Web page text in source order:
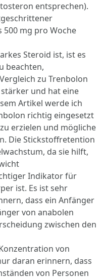
entsprechen).
500 mg pro Woche
Steroid ist, ist es
beachten,
zu Trenbolon
und hat eine
Artikel werde ich
richtig eingesetzt
erzielen und mögliche
Die Stickstoffretention
da sie hilft,
Indikator für
ist. Es ist sehr
dass ein Anfänger
von anabolen
zwischen den
von
daran erinnern, dass
von Personen